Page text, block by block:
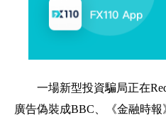
一場新型投資騙局正在
廣告偽裝成BBC、《金融時